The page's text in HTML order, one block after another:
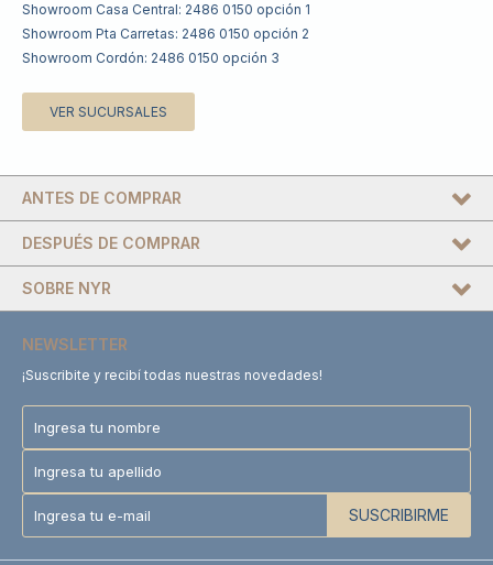
Showroom Casa Central: 2486 0150 opción 1
Showroom Pta Carretas: 2486 0150 opción 2
Showroom Cordón: 2486 0150 opción 3
VER SUCURSALES
DESPUÉS DE COMPRAR
SOBRE NYR
ANTES DE COMPRAR
NEWSLETTER
¡Suscribite y recibí todas nuestras novedades!
SUSCRIBIRME